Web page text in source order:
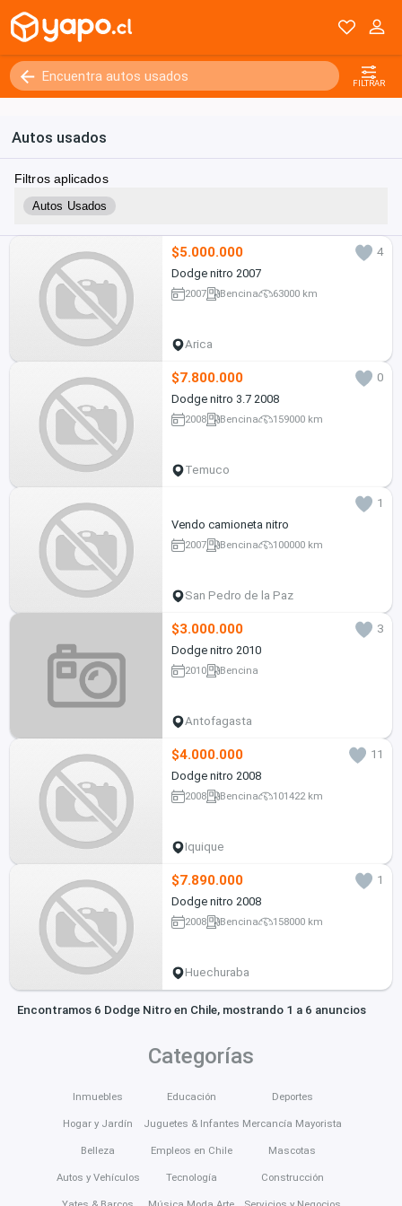
FILTRAR
Autos usados
Filtros aplicados
Autos Usados
$5.000.000
4
Dodge nitro 2007
2007 Bencina 63000 km
Arica
$7.800.000
0
Dodge nitro 3.7 2008
2008 Bencina 159000 km
Temuco
1
Vendo camioneta nitro
2007 Bencina 100000 km
San Pedro de la Paz
$3.000.000
3
Dodge nitro 2010
2010 Bencina
Antofagasta
$4.000.000
11
Dodge nitro 2008
2008 Bencina 101422 km
Iquique
$7.890.000
1
Dodge nitro 2008
2008 Bencina 158000 km
Huechuraba
Encontramos 6 Dodge Nitro en Chile, mostrando 1 a 6 anuncios
Categorías
Inmuebles
Hogar y Jardín
Belleza
Autos y Vehículos
Educación
Juguetes & Infantes
Empleos en Chile
Tecnología
Deportes
Mercancía Mayorista
Mascotas
Construcción